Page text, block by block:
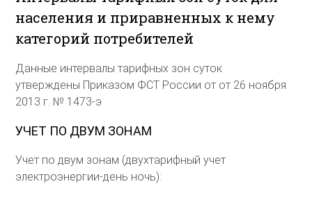
населения и приравненных к нему
категорий потребителей
Данные интервалы тарифных зон суток
утверждены Приказом ФСТ России от от 26 ноября
2013 г. № 1473-э
УЧЕТ ПО ДВУМ ЗОНАМ
Учет по двум зонам (двухтарифный учет
электроэнергии-день ночь):